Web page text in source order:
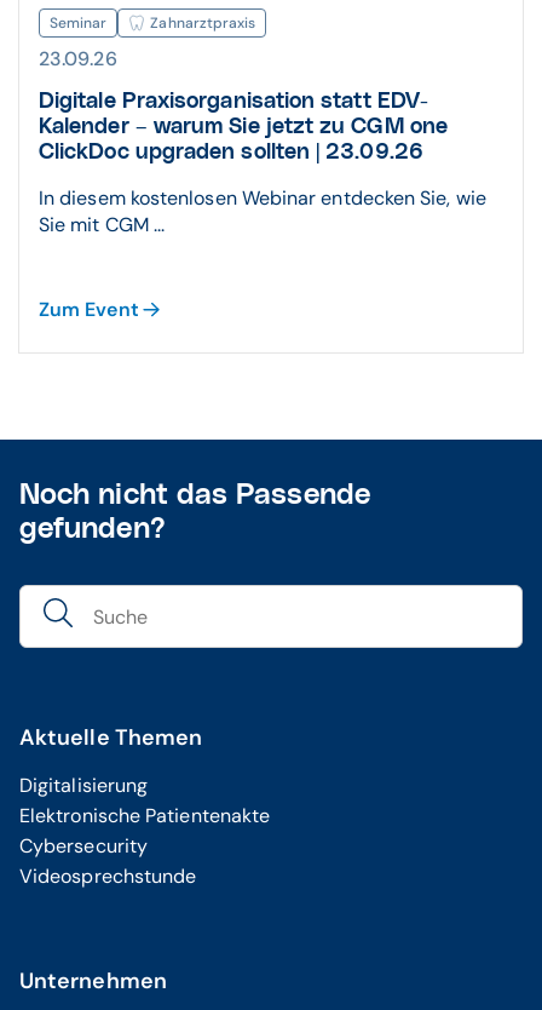
Seminar Zahnarztpraxis
23.09.26
Digitale Praxisorganisation statt EDV-
Kalender – warum Sie jetzt zu CGM one
ClickDoc upgraden sollten | 23.09.26
In diesem kostenlosen Webinar entdecken Sie, wie
Sie mit CGM ...
Zum Event
Noch nicht das Passende
gefunden?
Aktuelle Themen
Digitalisierung
Elektronische Patientenakte
Cybersecurity
Videosprechstunde
Unternehmen